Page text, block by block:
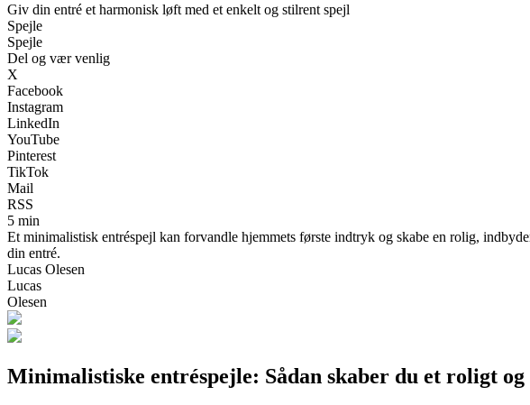
Giv din entré et harmonisk løft med et enkelt og stilrent spejl
Spejle
Spejle
Del og vær venlig
X
Facebook
Instagram
LinkedIn
YouTube
Pinterest
TikTok
Mail
RSS
5 min
Et minimalistisk entréspejl kan forvandle hjemmets første indtryk og skabe en rolig,
din entré.
Lucas Olesen
Lucas
Olesen
Minimalistiske entréspejle: Sådan skaber du et roligt